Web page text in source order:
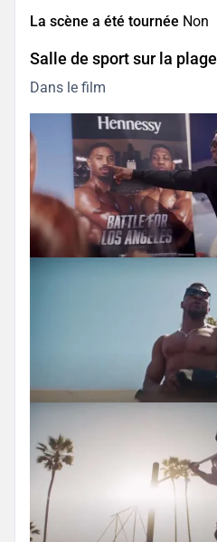
La scène a été tournée Non
Salle de sport sur la plage
Dans le film